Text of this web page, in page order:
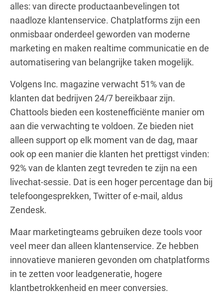
alles: van directe productaanbevelingen tot
naadloze klantenservice. Chatplatforms zijn een
onmisbaar onderdeel geworden van moderne
marketing en maken realtime communicatie en de
automatisering van belangrijke taken mogelijk.
Volgens Inc. magazine verwacht 51% van de
klanten dat bedrijven 24/7 bereikbaar zijn.
Chattools bieden een kostenefficiënte manier om
aan die verwachting te voldoen. Ze bieden niet
alleen support op elk moment van de dag, maar
ook op een manier die klanten het prettigst vinden:
92% van de klanten zegt tevreden te zijn na een
livechat-sessie. Dat is een hoger percentage dan bij
telefoongesprekken, Twitter of e-mail, aldus
Zendesk.
Maar marketingteams gebruiken deze tools voor
veel meer dan alleen klantenservice. Ze hebben
innovatieve manieren gevonden om chatplatforms
in te zetten voor leadgeneratie, hogere
klantbetrokkenheid en meer conversies.